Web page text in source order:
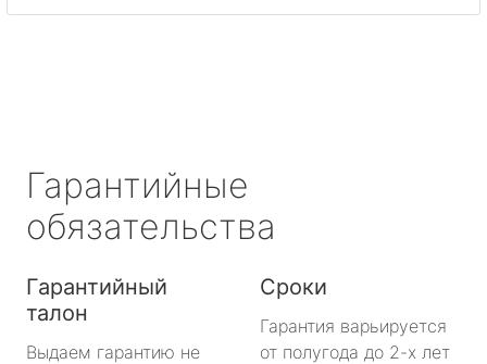
Гарантийные
обязательства
Гарантийный
талон
Выдаем гарантию не
Сроки
Гарантия варьируется
от полугода до 2-х лет